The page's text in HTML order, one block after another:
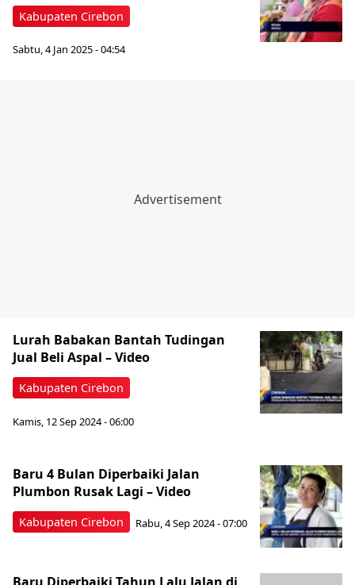
Kabupaten Cirebon
Sabtu, 4 Jan 2025 - 04:54
Kabupaten Cirebon
Lurah Babakan Bantah Tudingan
Jual Beli Aspal – Video
Kamis, 12 Sep 2024 - 06:00
Kabupaten Cirebon
Baru 4 Bulan Diperbaiki Jalan
Plumbon Rusak Lagi – Video
Rabu, 4 Sep 2024 - 07:00